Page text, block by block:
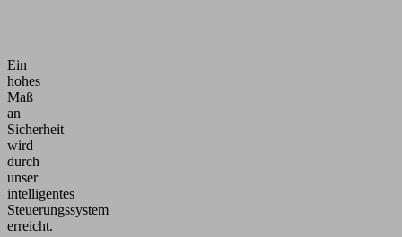
Ein
hohes
Maß
an
Sicherheit
wird
durch
unser
intelligentes
Steuerungssystem
erreicht.